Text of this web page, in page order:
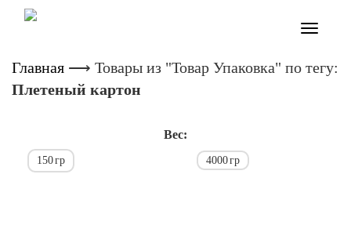
Toggle
Главная ⟶ Товары из "Товар Упаковка" по тегу:
Плетеный картон
Вес:
150гр 4000гр